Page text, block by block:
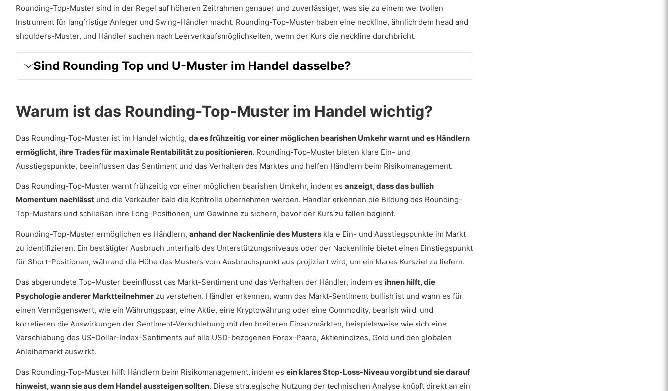
Wie verändert sich das Rounding-Top-Muster im Devisenhandel?
Wie verändert sich das Rounding-Top-Muster im Aktienhandel?
Wie genau ist das Rounding-Top-Muster?
Was sind die Nachteile des Rounding-Top-Musters?
Was ist der Unterschied zwischen Rounding Top und Rounding Bottom?
Auf welchen Plattformen können Händler Rounding-Top-Muster in Chartmustern verwenden?
Rounding-Top-Muster sind in der Regel auf höheren Zeitrahmen genauer und zuverlässiger, was sie zu einem wertvollen
Instrument für langfristige Anleger und Swing-Händler macht. Rounding-Top-Muster haben eine neckline, ähnlich dem head and
shoulders-Muster, und Händler suchen nach Leerverkaufsmöglichkeiten, wenn der Kurs die neckline durchbricht.
Sind Rounding Top und U-Muster im Handel dasselbe?
Warum ist das Rounding-Top-Muster im Handel wichtig?
Das Rounding-Top-Muster ist im Handel wichtig, da es frühzeitig vor einer möglichen bearishen Umkehr warnt und es Händlern
ermöglicht, ihre Trades für maximale Rentabilität zu positionieren. Rounding-Top-Muster bieten klare Ein- und
Ausstiegspunkte, beeinflussen das Sentiment und das Verhalten des Marktes und helfen Händlern beim Risikomanagement.
Das Rounding-Top-Muster warnt frühzeitig vor einer möglichen bearishen Umkehr, indem es anzeigt, dass das bullish
Momentum nachlässt und die Verkäufer bald die Kontrolle übernehmen werden. Händler erkennen die Bildung des Rounding-
Top-Musters und schließen ihre Long-Positionen, um Gewinne zu sichern, bevor der Kurs zu fallen beginnt.
Rounding-Top-Muster ermöglichen es Händlern, anhand der Nackenlinie des Musters klare Ein- und Ausstiegspunkte im Markt
zu identifizieren. Ein bestätigter Ausbruch unterhalb des Unterstützungsniveaus oder der Nackenlinie bietet einen Einstiegspunkt
für Short-Positionen, während die Höhe des Musters vom Ausbruchspunkt aus projiziert wird, um ein klares Kursziel zu liefern.
Das abgerundete Top-Muster beeinflusst das Markt-Sentiment und das Verhalten der Händler, indem es ihnen hilft, die
Psychologie anderer Marktteilnehmer zu verstehen. Händler erkennen, wann das Markt-Sentiment bullish ist und wann es für
einen Vermögenswert, wie ein Währungspaar, eine Aktie, eine Kryptowährung oder eine Commodity, bearish wird, und
korrelieren die Auswirkungen der Sentiment-Verschiebung mit den breiteren Finanzmärkten, beispielsweise wie sich eine
Verschiebung des US-Dollar-Index-Sentiments auf alle USD-bezogenen Forex-Paare, Aktienindizes, Gold und den globalen
Anleihemarkt auswirkt.
Das Rounding-Top-Muster hilft Händlern beim Risikomanagement, indem es ein klares Stop-Loss-Niveau vorgibt und sie darauf
hinweist, wann sie aus dem Handel aussteigen sollten. Diese strategische Nutzung der technischen Analyse knüpft direkt an ein